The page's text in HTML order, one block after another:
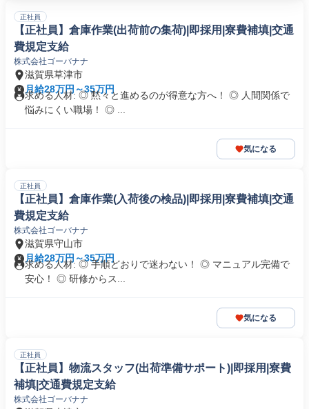
正社員
【正社員】倉庫作業(出荷前の集荷)|即採用|寮費補填|交通
費規定支給
株式会社ゴーバナナ
滋賀県草津市
月給28万円～35万円
求める人材: ◎ 黙々と進めるのが得意な方へ！ ◎ 人間関係で
悩みにくい職場！ ◎ ...
気になる
正社員
【正社員】倉庫作業(入荷後の検品)|即採用|寮費補填|交通
費規定支給
株式会社ゴーバナナ
滋賀県守山市
月給28万円～35万円
求める人材: ◎ 手順どおりで迷わない！ ◎ マニュアル完備で
安心！ ◎ 研修からス...
気になる
正社員
【正社員】物流スタッフ(出荷準備サポート)|即採用|寮費
補填|交通費規定支給
株式会社ゴーバナナ